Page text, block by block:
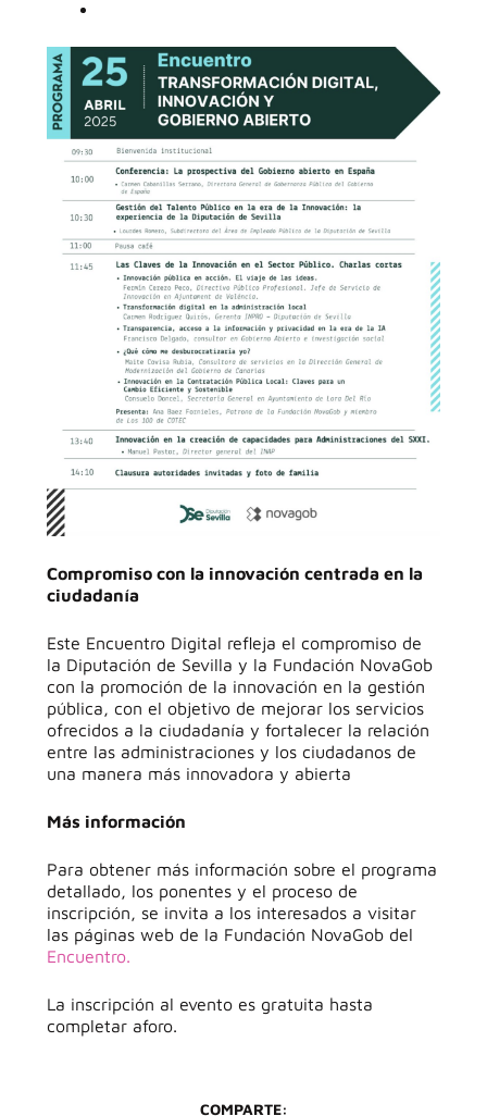
Compromiso con la innovación centrada en la
ciudadanía
Este Encuentro Digital refleja el compromiso de
la Diputación de Sevilla y la Fundación NovaGob
con la promoción de la innovación en la gestión
pública, con el objetivo de mejorar los servicios
ofrecidos a la ciudadanía y fortalecer la relación
entre las administraciones y los ciudadanos de
una manera más innovadora y abierta
Más información
Para obtener más información sobre el programa
detallado, los ponentes y el proceso de
inscripción, se invita a los interesados a visitar
las páginas web de la Fundación NovaGob del
Encuentro.
La inscripción al evento es gratuita hasta
completar aforo.
COMPARTE: